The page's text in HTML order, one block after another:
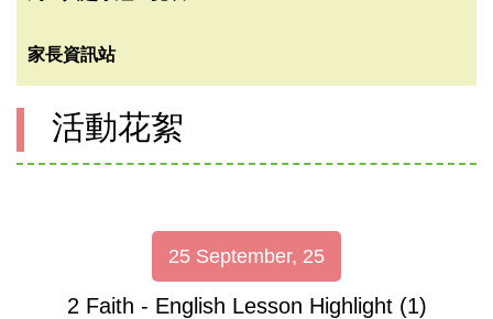
家長資訊站
活動花絮
25 September, 25
2 Faith - English Lesson Highlight (1)